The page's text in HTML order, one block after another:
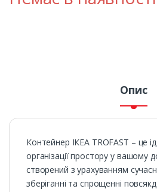
Опис
Контейнер ІКЕА TROFAST – це
організації простору у вашому
створений з урахуванням
зберіганні та спрощенні